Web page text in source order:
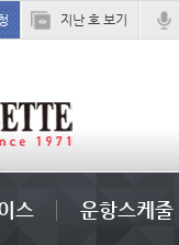
지난 호 보기
냉동
스 운항스케줄